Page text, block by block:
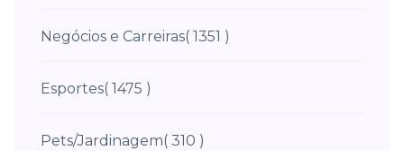
Negócios e Carreiras( 1351 )
Esportes( 1475 )
Pets/Jardinagem( 310 )